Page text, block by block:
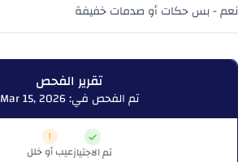
نعم - بس حكات أو صدمات خفيفة
تقرير الفحص
تم الفحص في: Mar 15, 2026
تم الاجتيازعيب أو خلل